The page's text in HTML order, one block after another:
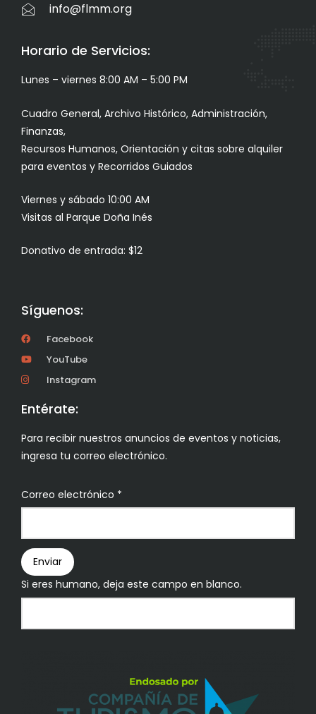
info@flmm.org
Horario de Servicios:
Lunes – viernes 8:00 AM – 5:00 PM
Cuadro General, Archivo Histórico, Administración,
Finanzas,
Recursos Humanos, Orientación y citas sobre alquiler
para eventos y Recorridos Guiados
Viernes y sábado 10:00 AM
Visitas al Parque Doña Inés
Donativo de entrada: $12
Síguenos:
Facebook
YouTube
Instagram
Entérate:
Para recibir nuestros anuncios de eventos y noticias,
ingresa tu correo electrónico.
Boletín
Correo electrónico *
Enviar
Si eres humano, deja este campo en blanco.